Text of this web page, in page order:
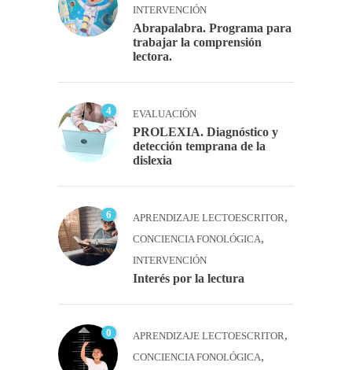
INTERVENCIÓN
Abrapalabra. Programa para
trabajar la comprensión
lectora.
4 EVALUACIÓN
PROLEXIA. Diagnóstico y
detección temprana de la
dislexia
6 APRENDIZAJE LECTOESCRITOR,
CONCIENCIA FONOLÓGICA,
INTERVENCIÓN
Interés por la lectura
0 APRENDIZAJE LECTOESCRITOR,
CONCIENCIA FONOLÓGICA,